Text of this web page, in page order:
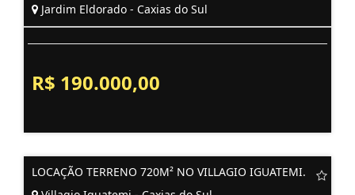
Jardim Eldorado - Caxias do Sul
R$ 190.000,00
LOCAÇÃO TERRENO 720M² NO VILLAGIO IGUATEMI.